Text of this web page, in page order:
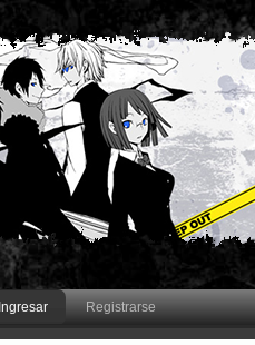
Ingresar Registrarse